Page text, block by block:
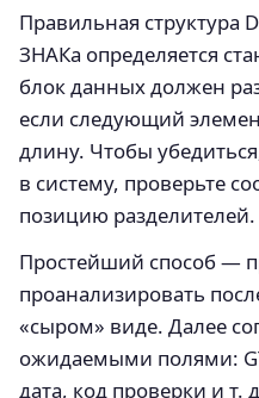
Правильная структура
ЗНАКа определяется
блок данных должен
если следующий
длину. Чтобы
в систему, проверьте
позицию разделителей.
Простейший способ —
проанализировать
«сыром» виде. Далее
ожидаемыми полями:
дата, код проверки и т.